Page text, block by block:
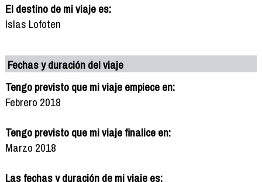
El destino de mi viaje es:
Islas Lofoten
Fechas y duración del viaje
Tengo previsto que mi viaje empiece en:
Febrero 2018
Tengo previsto que mi viaje finalice en:
Marzo 2018
Las fechas y duración de mi viaje es: